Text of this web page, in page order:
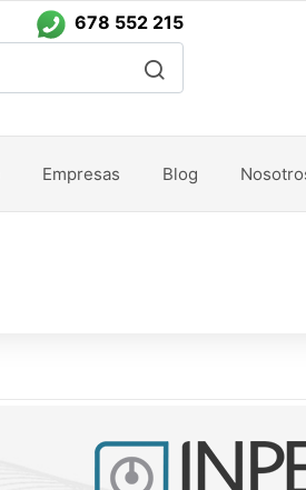
678 552 215
Empresas Blog